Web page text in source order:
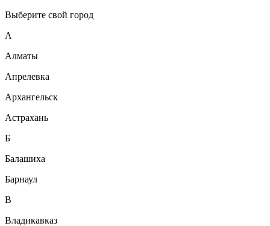
Выберите свой город
А
Алматы
Апрелевка
Архангельск
Астрахань
Б
Балашиха
Барнаул
В
Владикавказ